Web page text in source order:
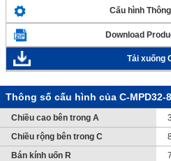
Cấu hình
Download
Tải xuống
Thông số cấu hình của C-MPD32-
Chiều cao bên trong A
Chiều rộng bên trong C
Bán kính uốn R